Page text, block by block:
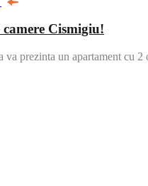
Cismigiu!
va prezinta un apartament cu